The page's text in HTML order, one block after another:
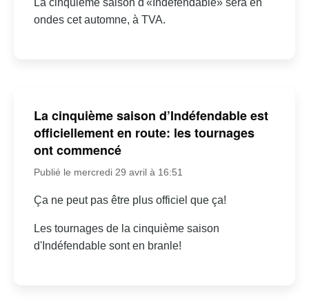
La cinquième saison d'«Indéfendable» sera en
ondes cet automne, à TVA.
La cinquième saison d’Indéfendable est
officiellement en route: les tournages
ont commencé
Publié le mercredi 29 avril à 16:51
Ça ne peut pas être plus officiel que ça!
Les tournages de la cinquième saison
d'Indéfendable sont en branle!